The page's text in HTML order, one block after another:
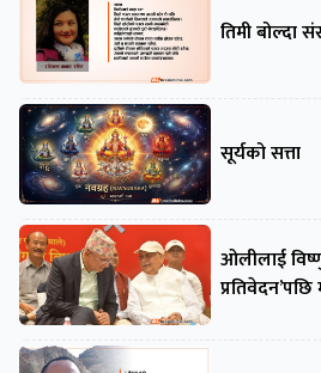
तिमी बोल्दा
सूर्यको सत्ता
ओलीलाई